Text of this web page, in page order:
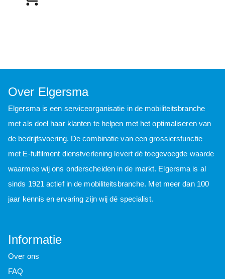
Over Elgersma
Elgersma is een serviceorganisatie in de mobiliteitsbranche
met als doel haar klanten te helpen met het optimaliseren van
de bedrijfsvoering. De combinatie van een grossiersfunctie
met E-fulfilment dienstverlening levert dé toegevoegde waarde
waarmee wij ons onderscheiden in de markt. Elgersma is al
sinds 1921 actief in de mobiliteitsbranche. Met meer dan 100
jaar kennis en ervaring zijn wij dé specialist.
Informatie
Over ons
FAQ